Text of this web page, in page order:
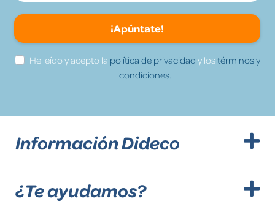
¡Apúntate!
He leído y acepto la política de privacidad y lostérminos y
condiciones.
Información Dideco
¿Te ayudamos?